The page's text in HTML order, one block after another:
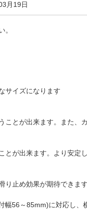
月19日
。
サイズになります
とが出来ます。また、
とが出来ます。より安定
り止め効果が期待できます
幅56～85mm)に対応し、